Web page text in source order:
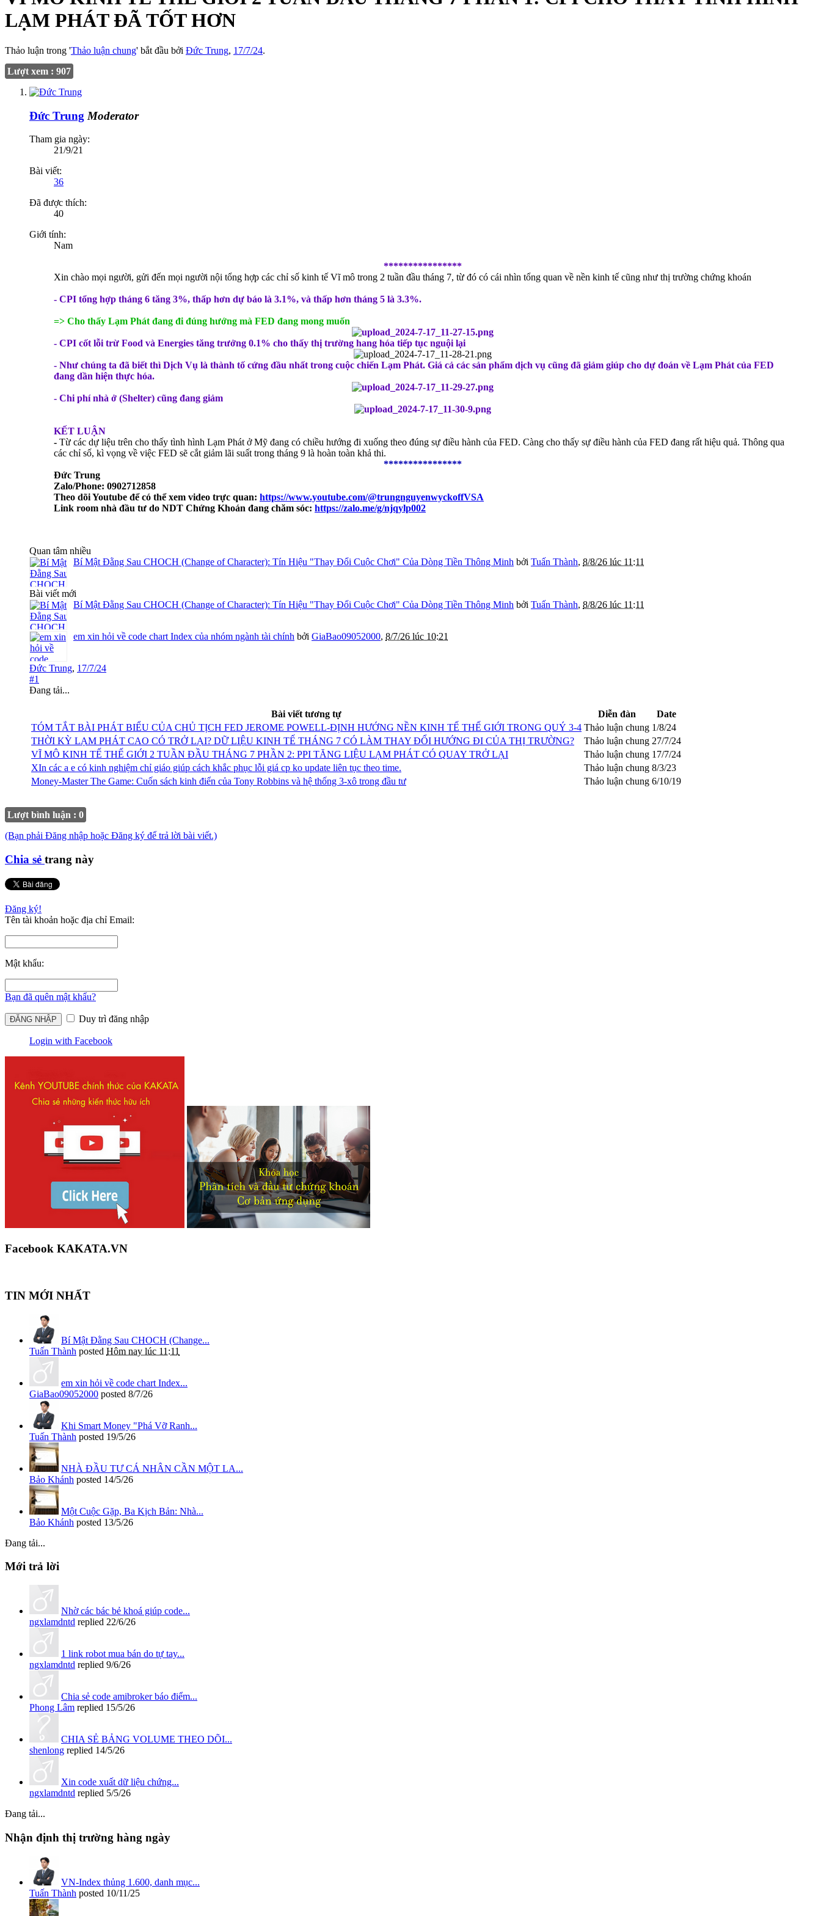
LẠM PHÁT ĐÃ TỐT HƠN
Thảo luận trong 'Thảo luận chung' bắt đầu bởi Đức Trung, 17/7/24.
Lượt xem : 907
Đức Trung Moderator
Tham gia ngày:
21/9/21
Bài viết:
36
Đã được thích:
40
Giới tính:
Nam
****************
Xin chào mọi người, gửi đến mọi người nội tổng hợp các chỉ số kinh tế Vĩ mô trong 2 tuần đầu tháng 7, từ đó có cái nhìn tổng quan về nền kinh tế cũng như thị trường chứng khoán
- CPI tổng hợp tháng 6 tăng 3%, thấp hơn dự báo là 3.1%, và thấp hơn tháng 5 là 3.3%.
=> Cho thấy Lạm Phát đang đi đúng hướng mà FED đang mong muốn
- CPI cốt lỗi trừ Food và Energies tăng trưởng 0.1% cho thấy thị trường hang hóa tiếp tục nguội lại
- Như chúng ta đã biết thì Dịch Vụ là thành tố cứng đầu nhất trong cuộc chiến Lạm Phát. Giá cả các sản phẩm dịch vụ cũng đã giảm giúp cho dự đoán về Lạm Phát của FED
đang dần hiện thực hóa.
- Chi phí nhà ở (Shelter) cũng đang giảm
KẾT LUẬN
- Từ các dự liệu trên cho thấy tình hình Lạm Phát ở Mỹ đang có chiều hướng đi xuống theo đúng sự điều hành của FED. Càng cho thấy sự điều hành của FED đang rất hiệu quả. Thông qua
các chỉ số, kì vọng về việc FED sẽ cắt giảm lãi suất trong tháng 9 là hoàn toàn khả thi.
****************
Đức Trung
Zalo/Phone: 0902712858
Theo dõi Youtube để có thể xem video trực quan: https://www.youtube.com/@trungnguyenwyckoffVSA
Link room nhà đầu tư do NDT Chứng Khoán đang chăm sóc: https://zalo.me/g/njqylp002
Quan tâm nhiều
Bí Mật Đằng Sau CHOCH (Change of Character): Tín Hiệu "Thay Đổi Cuộc Chơi" Của Dòng Tiền Thông Minh bởi Tuấn Thành, 8/8/26 lúc 11:11
Bài viết mới
Bí Mật Đằng Sau CHOCH (Change of Character): Tín Hiệu "Thay Đổi Cuộc Chơi" Của Dòng Tiền Thông Minh bởi Tuấn Thành, 8/8/26 lúc 11:11
em xin hỏi về code chart Index của nhóm ngành tài chính bởi GiaBao09052000, 8/7/26 lúc 10:21
Đức Trung, 17/7/24
#1
Đang tải...
Bài viết tương tự Diễn đàn
Date
TÓM TẮT BÀI PHÁT BIỂU CỦA CHỦ TỊCH FED JEROME POWELL-ĐỊNH HƯỚNG NỀN KINH TẾ THẾ GIỚI TRONG QUÝ 3-4 Thảo luận chung 1/8/24
THỜI KỲ LẠM PHÁT CAO CÓ TRỞ LẠI? DỮ LIỆU KINH TẾ THÁNG 7 CÓ LÀM THAY ĐỔI HƯỚNG ĐI CỦA THỊ TRƯỜNG?
Thảo luận chung 27/7/24
VĨ MÔ KINH TẾ THẾ GIỚI 2 TUẦN ĐẦU THÁNG 7 PHẦN 2: PPI TĂNG LIỆU LẠM PHÁT CÓ QUAY TRỞ LẠI
Thảo luận chung 17/7/24
XIn các a e có kinh nghiệm chỉ giáo giúp cách khắc phục lỗi giá cp ko update liên tục theo time.
Thảo luận chung 8/3/23
Money-Master The Game: Cuốn sách kinh điển của Tony Robbins và hệ thống 3-xô trong đầu tư
Thảo luận chung 6/10/19
Lượt bình luận : 0
(Bạn phải Đăng nhập hoặc Đăng ký để trả lời bài viết.)
Chia sẻ trang này
Đăng ký!
Tên tài khoản hoặc địa chỉ Email:
Mật khẩu:
Bạn đã quên mật khẩu?
Duy trì đăng nhập
Login with Facebook
Facebook KAKATA.VN
TIN MỚI NHẤT
Bí Mật Đằng Sau CHOCH (Change...
Tuấn Thành posted Hôm nay lúc 11:11
em xin hỏi về code chart Index...
GiaBao09052000 posted 8/7/26
Khi Smart Money "Phá Vỡ Ranh...
Tuấn Thành posted 19/5/26
NHÀ ĐẦU TƯ CÁ NHÂN CẦN MỘT LA...
Bảo Khánh posted 14/5/26
Một Cuộc Gặp, Ba Kịch Bản: Nhà...
Bảo Khánh posted 13/5/26
Đang tải...
Mới trả lời
Nhờ các bác bẻ khoá giúp code...
ngxlamdntd replied 22/6/26
1 link robot mua bán do tự tay...
ngxlamdntd replied 9/6/26
Chia sẻ code amibroker báo điểm...
Phong Lâm replied 15/5/26
CHIA SẺ BẢNG VOLUME THEO DÕI...
shenlong replied 14/5/26
Xin code xuất dữ liệu chứng...
ngxlamdntd replied 5/5/26
Đang tải...
Nhận định thị trường hàng ngày
VN-Index thủng 1.600, danh mục...
Tuấn Thành posted 10/11/25